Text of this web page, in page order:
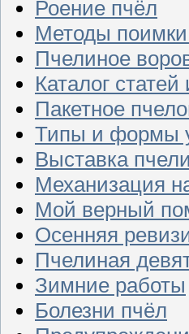
Роение пчёл
Методы
Пчелиное
Каталог
Пакетное
Типы и формы
Выставка
Механизация
Мой верный
Осенняя
Пчелиная
Зимние работы
Болезни пчёл